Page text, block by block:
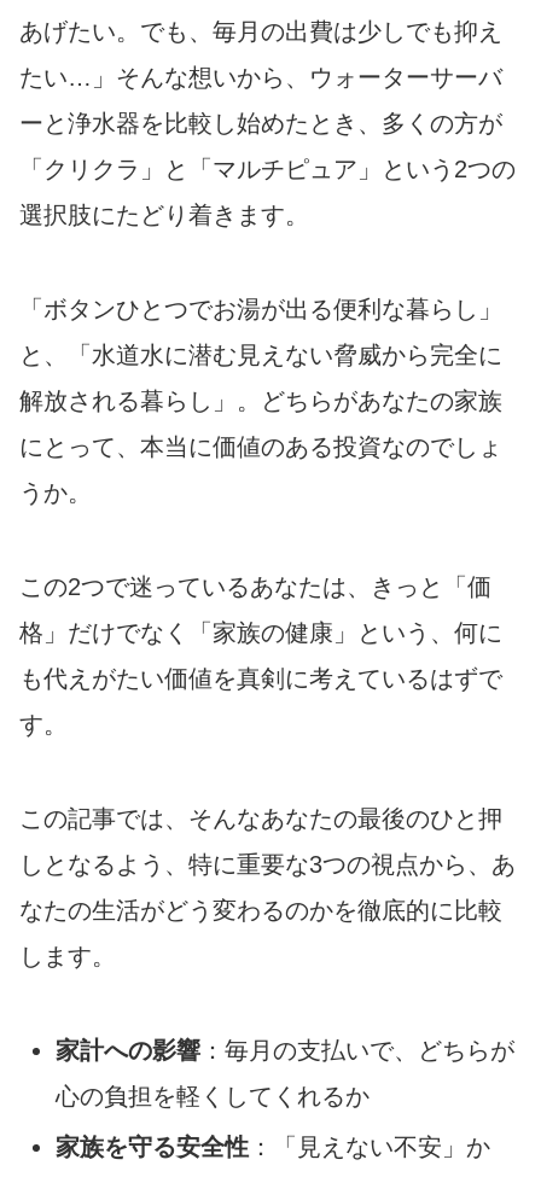
あげたい。でも、毎月の出費は少しでも抑え
たい…」そんな想いから、ウォーターサーバ
ーと浄水器を比較し始めたとき、多くの方が
「クリクラ」と「マルチピュア」という2つの
選択肢にたどり着きます。
「ボタンひとつでお湯が出る便利な暮らし」
と、「水道水に潜む見えない脅威から完全に
解放される暮らし」。どちらがあなたの家族
にとって、本当に価値のある投資なのでしょ
うか。
この2つで迷っているあなたは、きっと「価
格」だけでなく「家族の健康」という、何に
も代えがたい価値を真剣に考えているはずで
す。
この記事では、そんなあなたの最後のひと押
しとなるよう、特に重要な3つの視点から、あ
なたの生活がどう変わるのかを徹底的に比較
します。
家計への影響 ：毎月の支払いで、どちらが
心の負担を軽くしてくれるか
家族を守る安全性 ：「見えない不安」か